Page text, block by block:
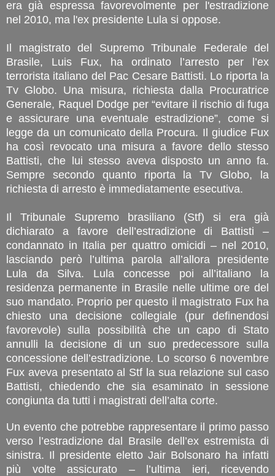
era già espressa favorevolmente per l'estradizione
nel 2010, ma l'ex presidente Lula si oppose.
Il magistrato del Supremo Tribunale Federale del
Brasile, Luis Fux, ha ordinato l’arresto per l’ex
terrorista italiano del Pac Cesare Battisti. Lo riporta la
Tv Globo. Una misura, richiesta dalla Procuratrice
Generale, Raquel Dodge per “evitare il rischio di fuga
e assicurare una eventuale estradizione”, come si
legge da un comunicato della Procura. Il giudice Fux
ha così revocato una misura a favore dello stesso
Battisti, che lui stesso aveva disposto un anno fa.
Sempre secondo quanto riporta la Tv Globo, la
richiesta di arresto è immediatamente esecutiva.
Il Tribunale Supremo brasiliano (Stf) si era già
dichiarato a favore dell’estradizione di Battisti –
condannato in Italia per quattro omicidi – nel 2010,
lasciando però l’ultima parola all’allora presidente
Lula da Silva. Lula concesse poi all’italiano la
residenza permanente in Brasile nelle ultime ore del
suo mandato. Proprio per questo il magistrato Fux ha
chiesto una decisione collegiale (pur definendosi
favorevole) sulla possibilità che un capo di Stato
annulli la decisione di un suo predecessore sulla
concessione dell’estradizione. Lo scorso 6 novembre
Fux aveva presentato al Stf la sua relazione sul caso
Battisti, chiedendo che sia esaminato in sessione
congiunta da tutti i magistrati dell’alta corte.
Un evento che potrebbe rappresentare il primo passo
verso l’estradizione dal Brasile dell’ex estremista di
sinistra. Il presidente eletto Jair Bolsonaro ha infatti
più volte assicurato – l’ultima ieri, ricevendo